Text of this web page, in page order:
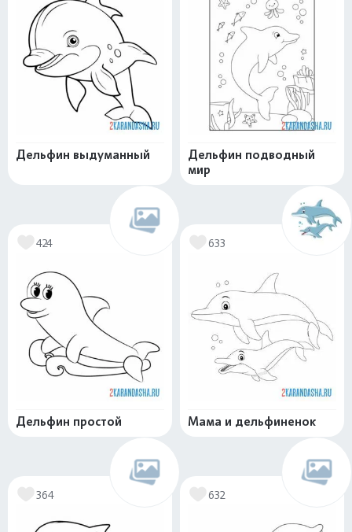
Дельфин выдуманный
Дельфин подводный
мир
424
Дельфин простой
633
Мама и дельфиненок
364 632